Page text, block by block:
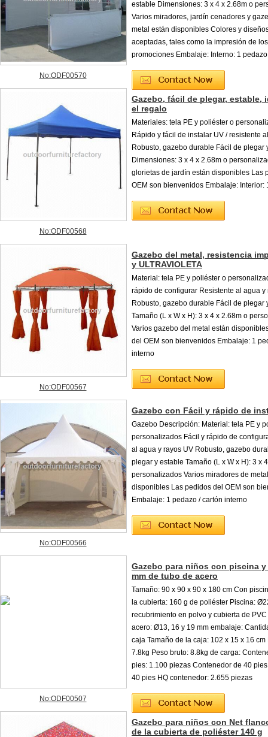
No:ODF00570
estable Dimensiones: 3 x 4 x 2.68m o
Varios miradores, jardín cenadores y
metal están disponibles Colores y
aceptadas, tales como la impresión de
promociones Embalaje: Interno: 1
No:ODF00568
Gazebo, fácil de plegar, estable,
el regalo
Materiales: tela PE y poliéster o
Rápido y fácil de instalar UV / resistente
Robusto, gazebo durable Fácil de plegar
Dimensiones: 3 x 4 x 2.68m o
glorietas de jardín están disponibles Las
OEM son bienvenidos Embalaje: Interior:
No:ODF00567
Gazebo del metal, resistencia
y ULTRAVIOLETA
Material: tela PE y poliéster o
rápido de configurar Resistente al agua y
Robusto, gazebo durable Fácil de plegar
Tamaño (L x W x H): 3 x 4 x 2.68m o
Varios gazebo del metal están
del OEM son bienvenidos Embalaje: 1
interno
No:ODF00566
Gazebo con Fácil y rápido de
Gazebo Descripción: Material: tela PE y
personalizados Fácil y rápido de
al agua y rayos UV Robusto, gazebo
plegar y estable Tamaño (L x W x H): 3 x
personalizados Varios miradores de
disponibles Las pedidos del OEM son
Embalaje: 1 pedazo / cartón interno
No:ODF00507
Gazebo para niños con piscina y
mm de tubo de acero
Tamaño: 90 x 90 x 90 x 180 cm Con
la cubierta: 160 g de poliéster Piscina:
recubrimiento en polvo y cubierta de
acero: Ø13, 16 y 19 mm embalaje:
caja Tamaño de la caja: 102 x 15 x 16 cm
7.8kg Peso bruto: 8.8kg de carga:
pies: 1.100 piezas Contenedor de 40
40 pies HQ contenedor: 2.655 piezas
Gazebo para niños con Net
de la cubierta de poliéster 140 g